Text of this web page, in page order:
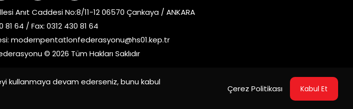
Anıt Caddesi No:8/11-12 06570 Çankaya / ANKARA
81 64 / Fax: 0312 430 81 64
modernpentatlonfederasyonu@hs01.kep.tr
© 2026 Tüm Hakları Saklıdır
kullanmaya devam ederseniz, bunu kabul
Çerez Politikası Kabul Et